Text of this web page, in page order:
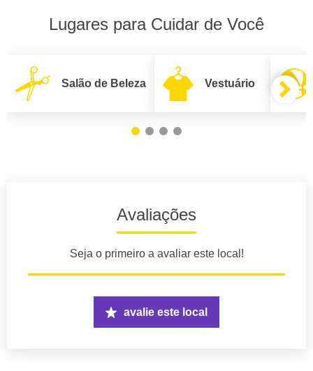
Lugares para Cuidar de Você
Salão de Beleza Vestuário
Avaliações
Seja o primeiro a avaliar este local!
avalie este local